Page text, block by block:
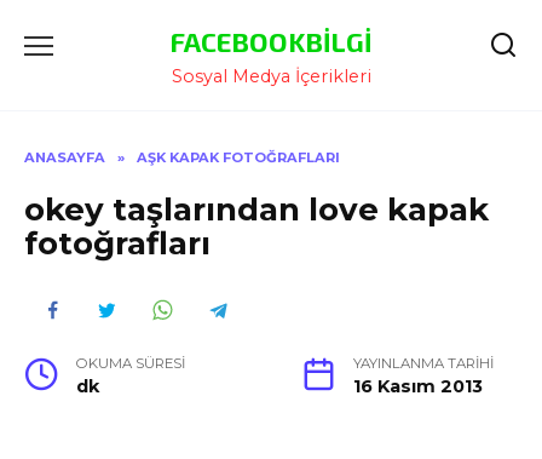
Atla
FACEBOOKBILGI
Sosyal Medya İçerikleri
ANASAYFA » AŞK KAPAK FOTOĞRAFLARI
okey taşlarından love kapak
fotoğrafları
OKUMA SÜRESI
dk
YAYINLANMA TARIHI
16 Kasım 2013